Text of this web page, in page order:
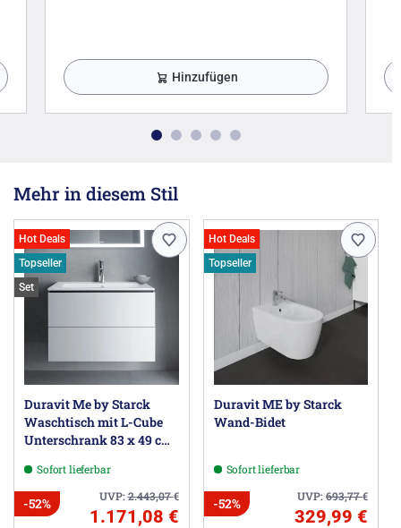
Hinzufügen
Mehr in diesem Stil
Hot Deals
Topseller
Set
Duravit Me by Starck
Waschtisch mit L-Cube
Unterschrank 83 x 49 cm
Sofort lieferbar
UVP:2.443,07€
-52%
1.171,08 €
Hot Deals
Topseller
Duravit ME by Starck
Wand-Bidet
Sofort lieferbar
UVP:693,77€
-52%
329,99 €